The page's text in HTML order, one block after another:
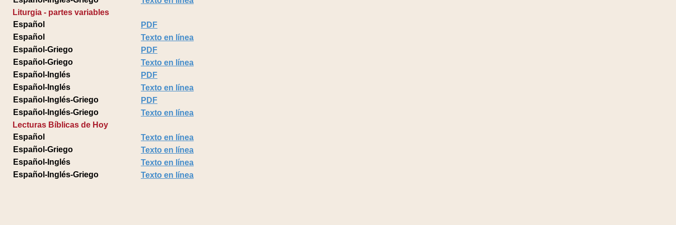
Liturgia - partes variables
Español
PDF
Español
Texto en línea
Español-Griego
PDF
Español-Griego
Texto en línea
Español-Inglés
PDF
Español-Inglés
Texto en línea
Español-Inglés-Griego
PDF
Español-Inglés-Griego
Texto en línea
Lecturas Bíblicas de Hoy
Español
Texto en línea
Español-Griego
Texto en línea
Español-Inglés
Texto en línea
Español-Inglés-Griego
Texto en línea